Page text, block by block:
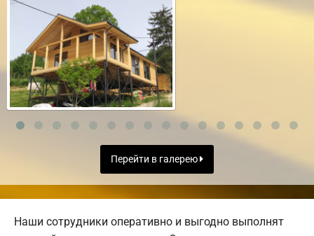
Перейти в галерею
Наши сотрудники оперативно и выгодно выполнят